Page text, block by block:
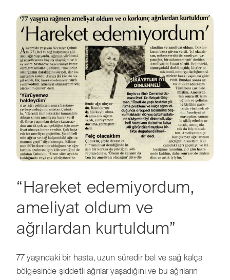
“Hareket edemiyordum,
ameliyat oldum ve
ağrılardan kurtuldum”
77 yaşındaki bir hasta, uzun süredir bel ve sağ kalça
bölgesinde şiddetli ağrılar yaşadığını ve bu ağrıların